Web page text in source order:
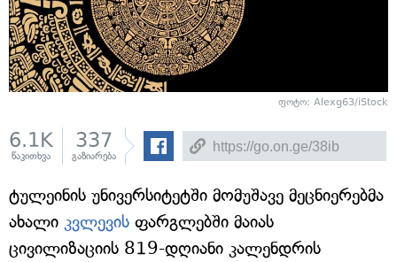
ფოტო: Alexg63/iStock
6.1K
წაკითხვა
337
გაზიარება
ტულეინის უნივერსიტეტში მომუშავე მეცნიერებმა
ახალი კვლევის ფარგლებში მაიას
ცივილიზაციის 819-დღიანი კალენდრის